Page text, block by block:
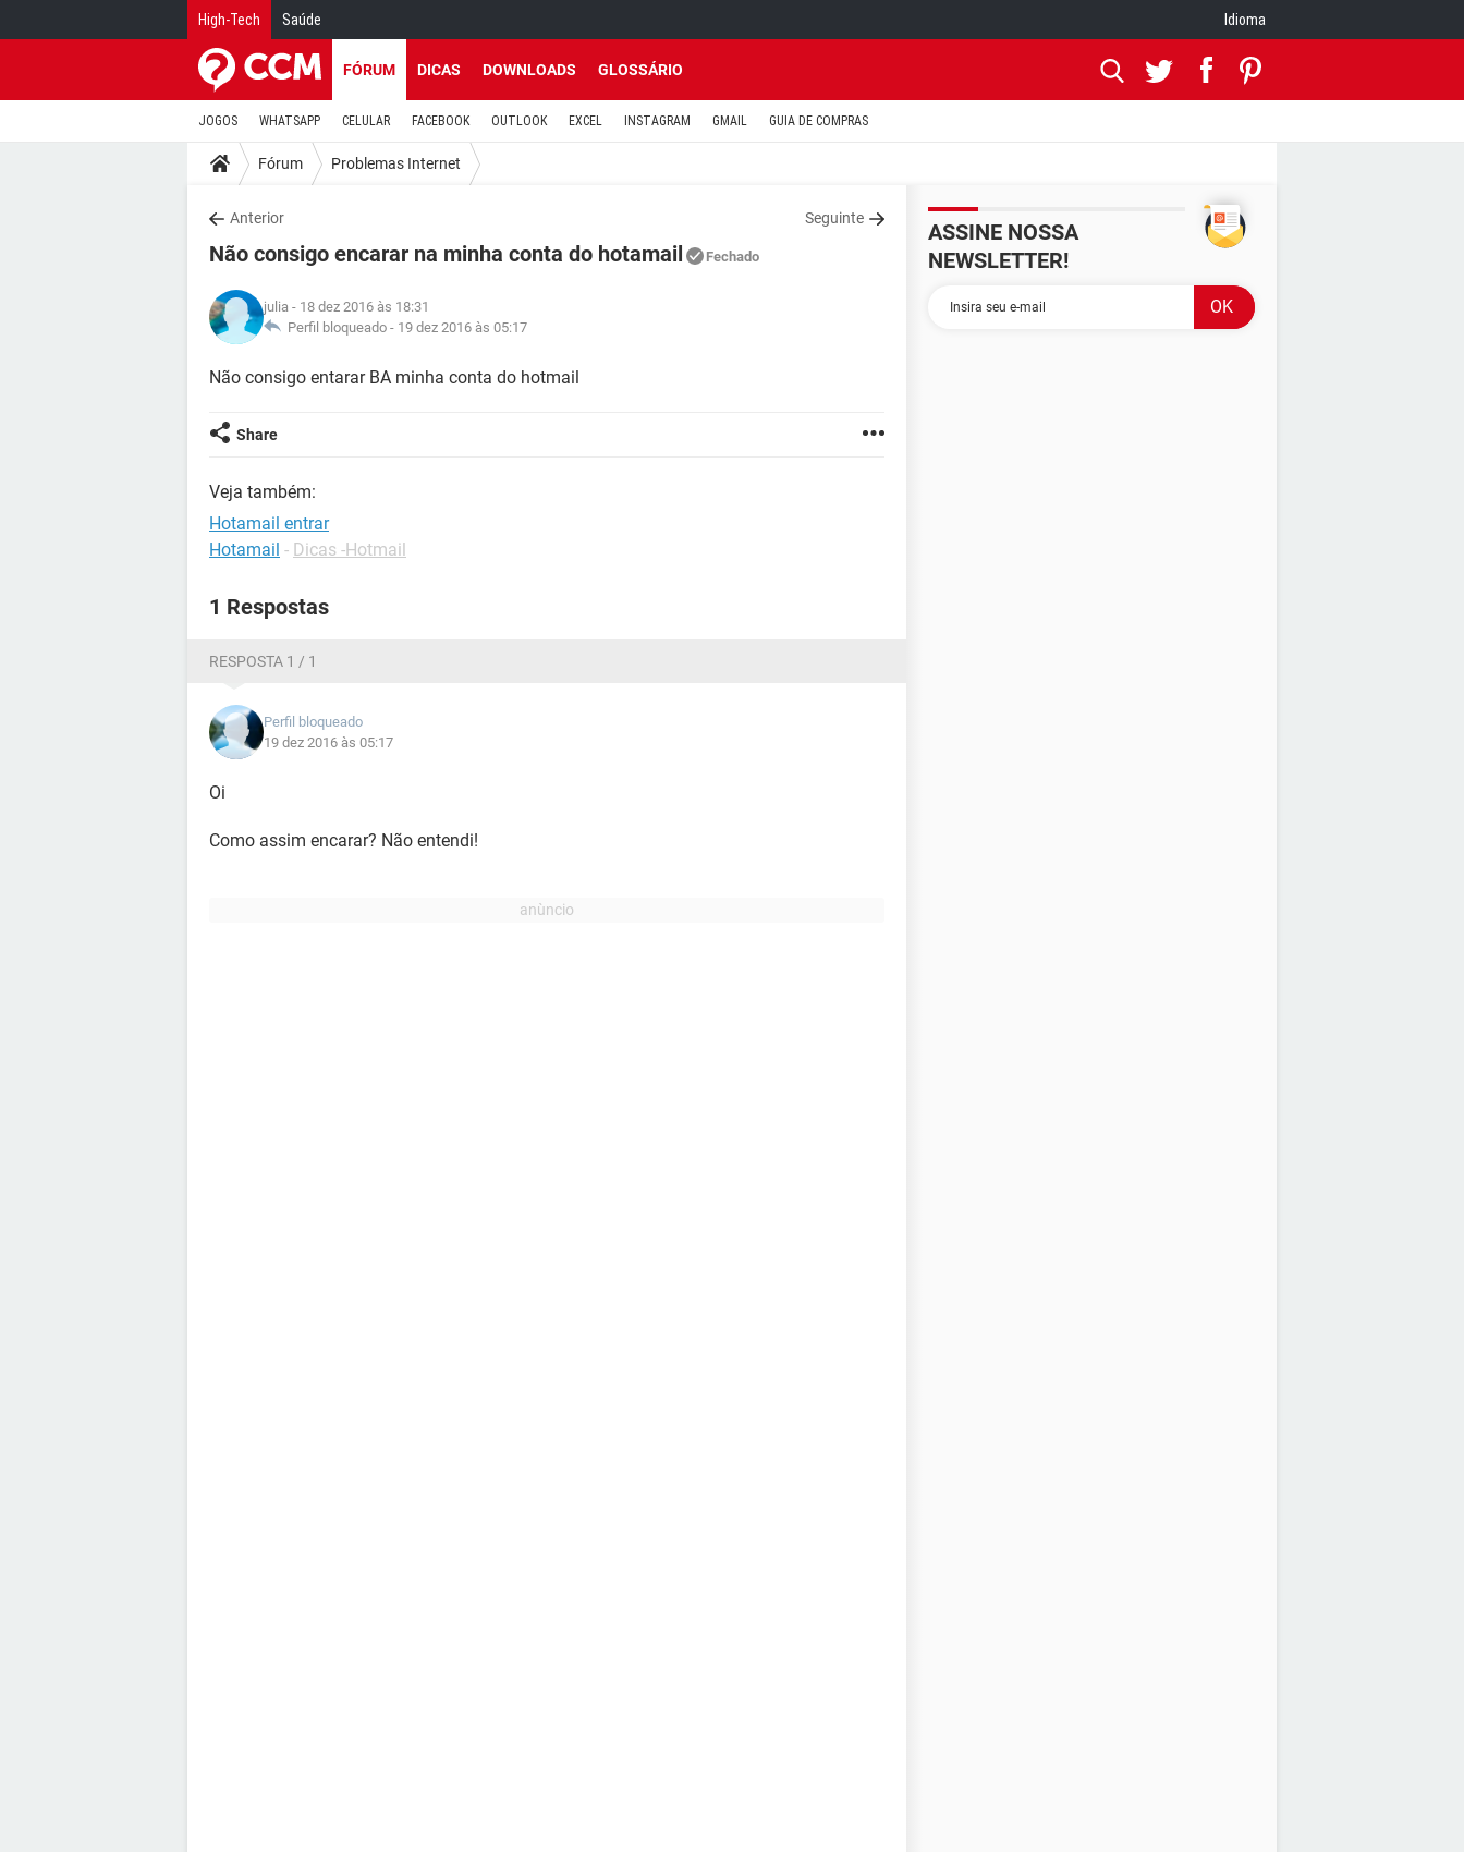
High-Tech Saúde Idioma
FÓRUM DICAS DOWNLOADS GLOSSÁRIO
JOGOS WHATSAPP CELULAR FACEBOOK OUTLOOK EXCEL INSTAGRAM GMAIL GUIA DE COMPRAS
Fórum Problemas Internet
Anterior Seguinte
Não consigo encarar na minha conta do hotamail Fechado
julia - 18 dez 2016 às 18:31
Perfil bloqueado - 19 dez 2016 às 05:17
Não consigo entarar BA minha conta do hotmail
Share
Veja também:
Hotamail entrar
Hotamail - Dicas -Hotmail
1 Respostas
RESPOSTA 1 / 1
Perfil bloqueado
19 dez 2016 às 05:17
Oi
Como assim encarar? Não entendi!
ASSINE NOSSA
NEWSLETTER!